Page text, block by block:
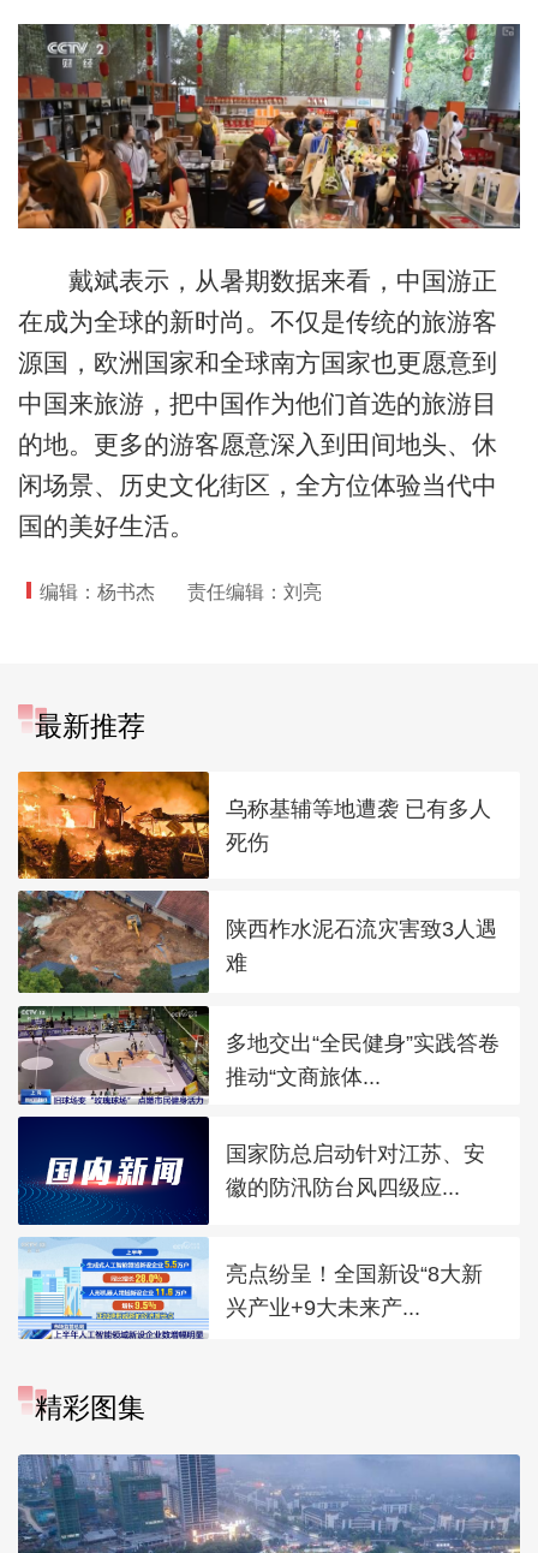
戴斌表示，从暑期数据来看，中国游正
在成为全球的新时尚。不仅是传统的旅游客
源国，欧洲国家和全球南方国家也更愿意到
中国来旅游，把中国作为他们首选的旅游目
的地。更多的游客愿意深入到田间地头、休
闲场景、历史文化街区，全方位体验当代中
国的美好生活。
编辑：杨书杰 责任编辑：刘亮
最新推荐
乌称基辅等地遭袭 已有多人
死伤
陕西柞水泥石流灾害致3人遇
难
多地交出“全民健身”实践答卷
推动“文商旅体...
国家防总启动针对江苏、安
徽的防汛防台风四级应...
亮点纷呈！全国新设“8大新
兴产业+9大未来产...
精彩图集